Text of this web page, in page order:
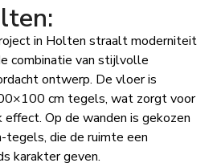
in Holten straalt moderniteit
combinatie van stijlvolle
ontwerp. De vloer is
cm tegels, wat zorgt voor
Op de wanden is gekozen
tegels, die de ruimte een
karakter geven.